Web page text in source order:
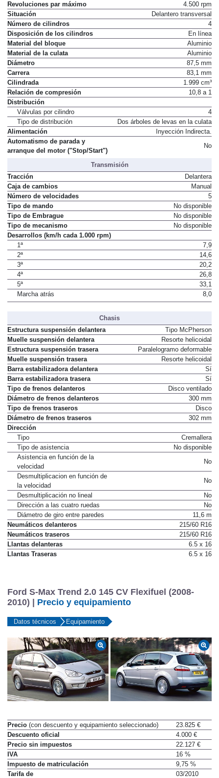
Revoluciones par máximo
4.500 rpm
Situación
Delantero transversal
Número de cilindros
4
Disposición de los cilindros
En línea
Material del bloque
Aluminio
Material de la culata
Aluminio
Diámetro
87,5 mm
Carrera
83,1 mm
Cilindrada
1.999 cm³
Relación de compresión
10,8 a 1
Distribución
Válvulas por cilindro
4
Tipo de distribución
Dos árboles de levas en la culata
Alimentación
Inyección Indirecta.
Automatismo de parada y
arranque del motor ("Stop/Start")
No
Transmisión
Tracción
Delantera
Caja de cambios
Manual
Número de velocidades
5
Tipo de mando
No disponible
Tipo de Embrague
No disponible
Tipo de mecanismo
No disponible
Desarrollos (km/h cada 1.000 rpm)
1ª
7,9
2ª
14,6
3ª
20,2
4ª
26,8
5ª
33,1
Marcha atrás
8,0
Chasis
Estructura suspensión delantera
Tipo McPherson
Muelle suspensión delantera
Resorte helicoidal
Estructura suspensión trasera
Paralelogramo deformable
Muelle suspensión trasera
Resorte helicoidal
Barra estabilizadora delantera
Sí
Barra estabilizadora trasera
Sí
Tipo de frenos delanteros
Disco ventilado
Diámetro de frenos delanteros
300 mm
Tipo de frenos traseros
Disco
Diámetro de frenos traseros
302 mm
Dirección
Tipo
Cremallera
Tipo de asistencia
No disponible
Asistencia en función de la
velocidad
No
Desmultiplicacion en función de
la velocidad
No
Desmultiplicación no lineal
No
Dirección a las cuatro ruedas
No
Diámetro de giro entre paredes
11,6 m
Neumáticos delanteros
215/60 R16
Neumáticos traseros
215/60 R16
Llantas delanteras
6.5 x 16
Llantas Traseras
6.5 x 16
Ford S-Max Trend 2.0 145 CV Flexifuel (2008-
2010) | Precio y equipamiento
Datos técnicos Equipamiento
Precio (con descuento y equipamiento seleccionado)
23.825 €
Descuento oficial
4.000 €
Precio sin impuestos
22.127 €
IVA
16 %
Impuesto de matriculación
9,75 %
Tarifa de
03/2010